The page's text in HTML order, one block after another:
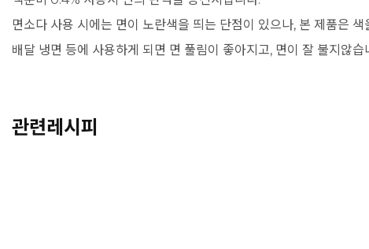
면소다 사용 시에는 면이 노란색을 띄는 단점이 있으나, 본 제품은
배달 냉면 등에 사용하게 되면 면 풀림이 좋아지고, 면이 잘 불지않습
관련레시피